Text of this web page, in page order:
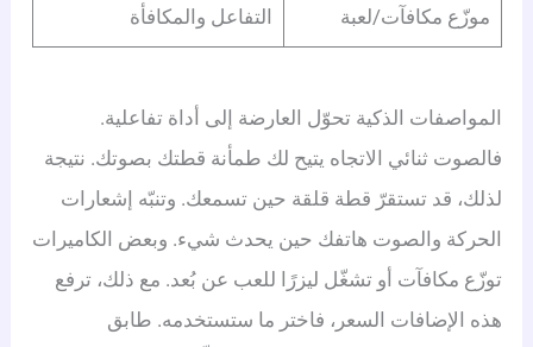
موزّع مكافآت/لعبة التفاعل والمكافأة
المواصفات الذكية تحوّل العارضة إلى أداة تفاعلية.
فالصوت ثنائي الاتجاه يتيح لك طمأنة قطتك بصوتك. نتيجة
لذلك، قد تستقرّ قطة قلقة حين تسمعك. وتنبّه إشعارات
الحركة والصوت هاتفك حين يحدث شيء. وبعض الكاميرات
توزّع مكافآت أو تشغّل ليزرًا للعب عن بُعد. مع ذلك، ترفع
هذه الإضافات السعر، فاختر ما ستستخدمه. طابق